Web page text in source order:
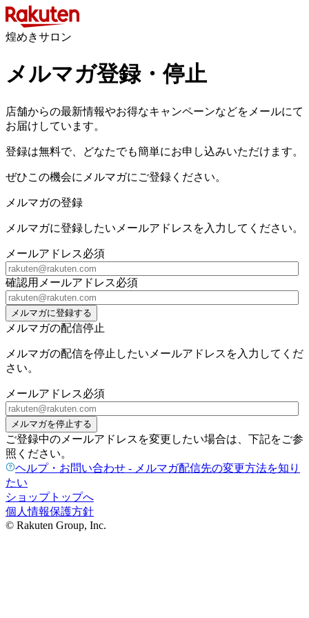
煌めきサロン
メルマガ登録・停止
店舗からの最新情報やお得なキャンペーンなどをメールにて
お届けしています。
登録は無料で、どなたでも簡単にお申し込みいただけます。
ぜひこの機会にメルマガにご登録ください。
メルマガの登録
メルマガに登録したいメールアドレスを入力してください。
メールアドレス必須
確認用メールアドレス必須
メルマガに登録する
メルマガの配信停止
メルマガの配信を停止したいメールアドレスを入力してくだ
さい。
メールアドレス必須
メルマガを停止する
ご登録中のメールアドレスを変更したい場合は、下記をご参
照ください。
ヘルプ・お問い合わせ - メルマガ配信先の変更方法を知り
たい
ショップトップへ
個人情報保護方針
© Rakuten Group, Inc.